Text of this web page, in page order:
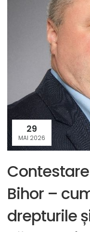
29
MAI 2026
Bihor –
drepturile